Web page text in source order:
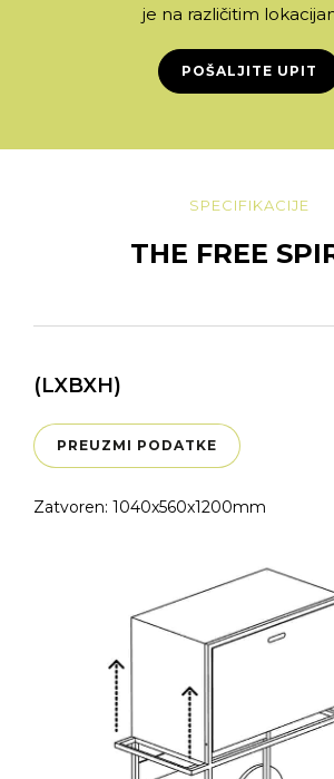
je na različitim
POŠALJITE UPIT
SPECIFIKACIJE
THE FREE
(LXBXH)
PREUZMI PODATKE
Zatvoren: 1040x560x1200mm